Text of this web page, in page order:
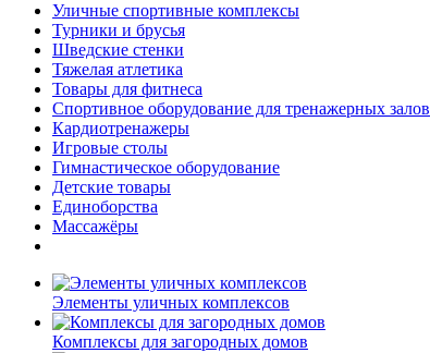
Уличные спортивные комплексы
Турники и брусья
Шведские стенки
Тяжелая атлетика
Товары для фитнеса
Спортивное оборудование для тренажерных залов
Кардиотренажеры
Игровые столы
Гимнастическое оборудование
Детские товары
Единоборства
Массажёры
Элементы уличных комплексов
Комплексы для загородных домов